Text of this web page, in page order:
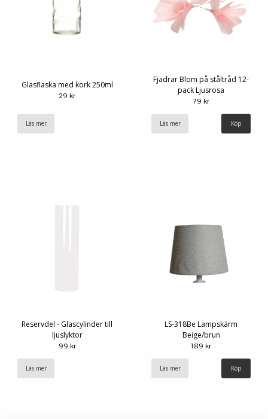
Glasflaska med kork 250ml
29 kr
Läs mer
Fjädrar Blom på ståltråd 12-
pack Ljusrosa
79 kr
Läs mer
Reservdel - Glascylinder till
ljuslyktor
99 kr
Läs mer
LS-318Be Lampskärm
Beige/brun
189 kr
Läs mer